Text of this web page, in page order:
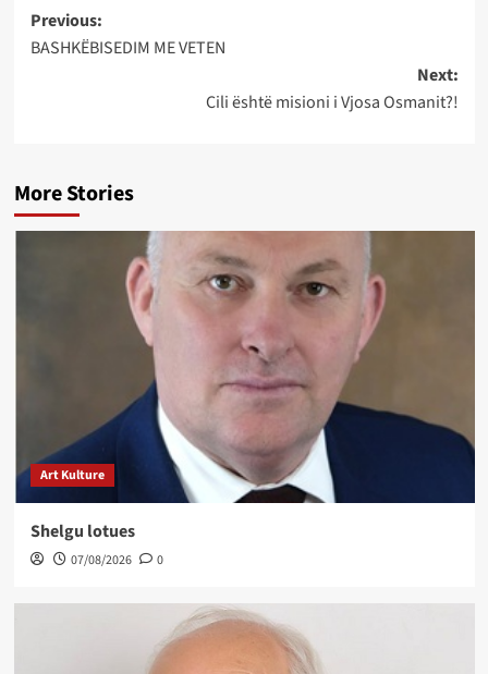
Post
navigation
Previous:
BASHKËBISEDIM ME VETEN
Next:
Cili është misioni i Vjosa Osmanit?!
More Stories
Art Kulture
Shelgu lotues
07/08/2026 0